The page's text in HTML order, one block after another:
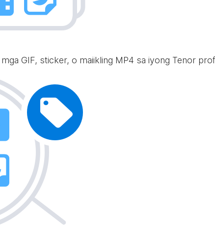
GIF, sticker, o maiikling MP4 sa iyong Tenor